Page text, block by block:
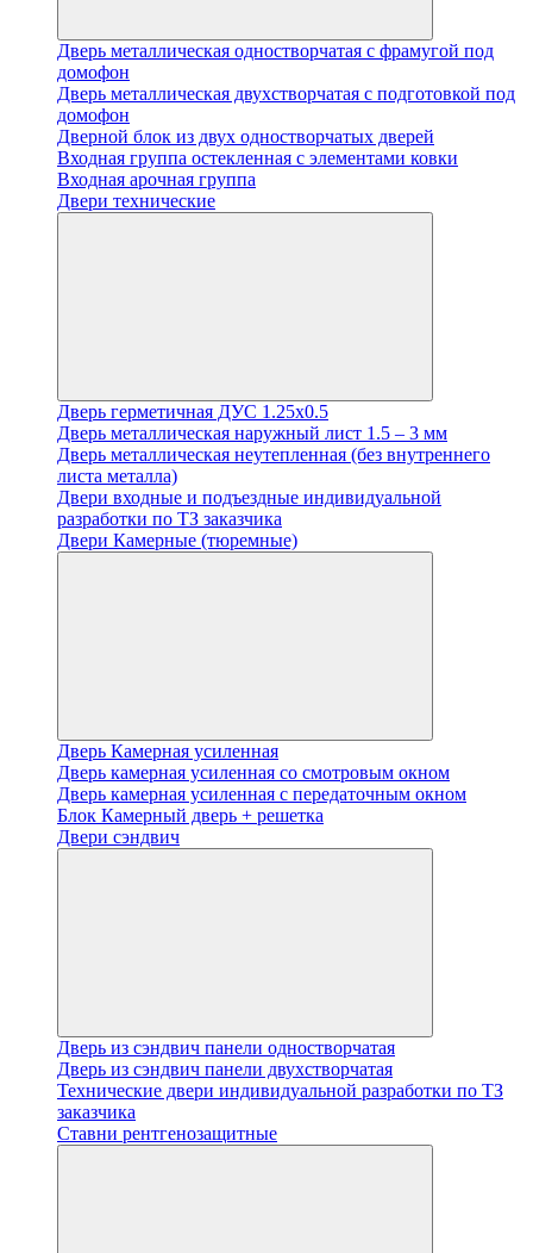
Дверь металлическая одностворчатая с фрамугой под
домофон
Дверь металлическая двухстворчатая с подготовкой под
домофон
Дверной блок из двух одностворчатых дверей
Входная группа остекленная с элементами ковки
Входная арочная группа
Двери технические
Дверь герметичная ДУС 1.25х0.5
Дверь металлическая наружный лист 1.5 – 3 мм
Дверь металлическая неутепленная (без внутреннего
листа металла)
Двери входные и подъездные индивидуальной
разработки по ТЗ заказчика
Двери Камерные (тюремные)
Дверь Камерная усиленная
Дверь камерная усиленная со смотровым окном
Дверь камерная усиленная с передаточным окном
Блок Камерный дверь + решетка
Двери сэндвич
Дверь из сэндвич панели одностворчатая
Дверь из сэндвич панели двухстворчатая
Технические двери индивидуальной разработки по ТЗ
заказчика
Ставни рентгенозащитные